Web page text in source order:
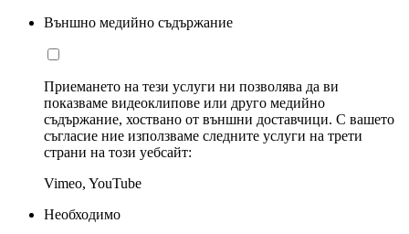
Външно медийно съдържание
Приемането на тези услуги ни позволява да ви
показваме видеоклипове или друго медийно
съдържание, хоствано от външни доставчици. С вашето
съгласие ние използваме следните услуги на трети
страни на този уебсайт:
Vimeo, YouTube
Необходимо